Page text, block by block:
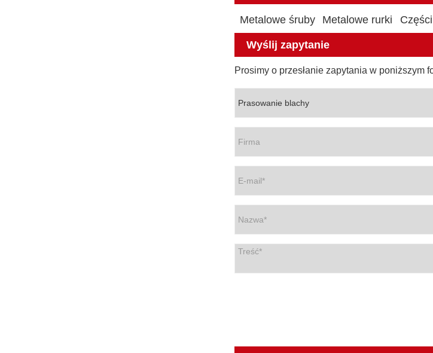
Metalowe śruby Metalowe rurki
Wyślij zapytanie
Prosimy o przesłanie zapytania w poniższym